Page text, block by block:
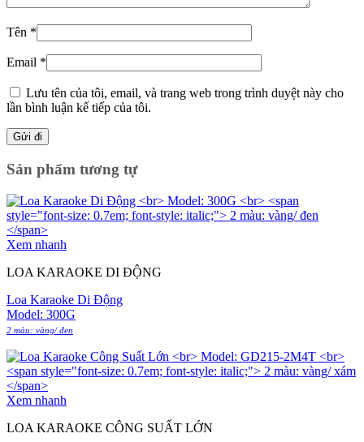
Tên *
Email *
Lưu tên của tôi, email, và trang web trong trình duyệt này cho
lần bình luận kế tiếp của tôi.
Sản phẩm tương tự
Xem nhanh
LOA KARAOKE DI ĐỘNG
Loa Karaoke Di Động
Model: 300G
2 màu: vàng/ đen
Xem nhanh
LOA KARAOKE CÔNG SUẤT LỚN